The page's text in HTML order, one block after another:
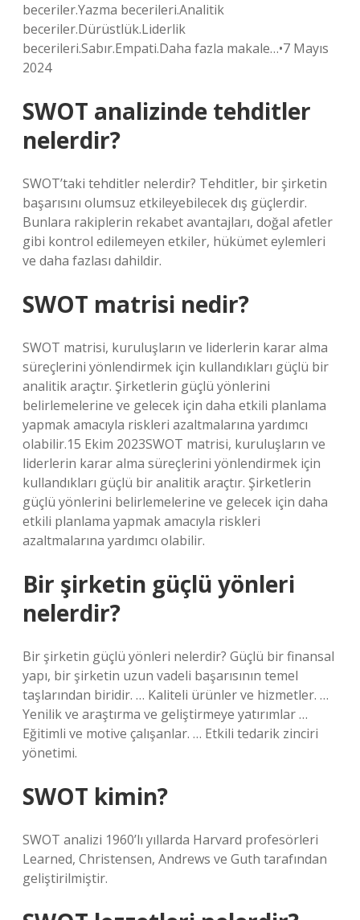
beceriler.Yazma becerileri.Analitik
beceriler.Dürüstlük.Liderlik
becerileri.Sabır.Empati.Daha fazla makale…•7 Mayıs
2024
SWOT analizinde tehditler
nelerdir?
SWOT’taki tehditler nelerdir? Tehditler, bir şirketin
başarısını olumsuz etkileyebilecek dış güçlerdir.
Bunlara rakiplerin rekabet avantajları, doğal afetler
gibi kontrol edilemeyen etkiler, hükümet eylemleri
ve daha fazlası dahildir.
SWOT matrisi nedir?
SWOT matrisi, kuruluşların ve liderlerin karar alma
süreçlerini yönlendirmek için kullandıkları güçlü bir
analitik araçtır. Şirketlerin güçlü yönlerini
belirlemelerine ve gelecek için daha etkili planlama
yapmak amacıyla riskleri azaltmalarına yardımcı
olabilir.15 Ekim 2023SWOT matrisi, kuruluşların ve
liderlerin karar alma süreçlerini yönlendirmek için
kullandıkları güçlü bir analitik araçtır. Şirketlerin
güçlü yönlerini belirlemelerine ve gelecek için daha
etkili planlama yapmak amacıyla riskleri
azaltmalarına yardımcı olabilir.
Bir şirketin güçlü yönleri
nelerdir?
Bir şirketin güçlü yönleri nelerdir? Güçlü bir finansal
yapı, bir şirketin uzun vadeli başarısının temel
taşlarından biridir. … Kaliteli ürünler ve hizmetler. …
Yenilik ve araştırma ve geliştirmeye yatırımlar …
Eğitimli ve motive çalışanlar. … Etkili tedarik zinciri
yönetimi.
SWOT kimin?
SWOT analizi 1960’lı yıllarda Harvard profesörleri
Learned, Christensen, Andrews ve Guth tarafından
geliştirilmiştir.